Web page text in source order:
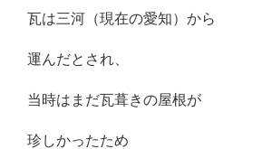
瓦は三河（現在の愛知）から
運んだとされ、
当時はまだ瓦葺きの屋根が
珍しかったため